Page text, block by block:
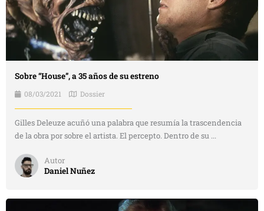
Sobre “House”, a 35 años de su estreno
08/03/2021 Dossier
Gilles Deleuze acuñó una palabra que resumía la trascendencia
de la obra por sobre el artista. El percepto. Dentro de su ...
Autor
Daniel Nuñez